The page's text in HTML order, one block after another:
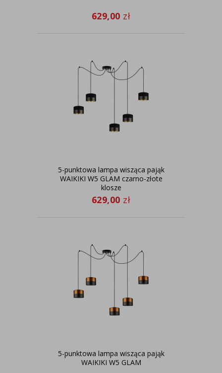
629,00 zł
5-punktowa lampa wisząca pająk
WAIKIKI W5 GLAM czarno-złote
klosze
629,00 zł
5-punktowa lampa wisząca pająk
WAIKIKI W5 GLAM